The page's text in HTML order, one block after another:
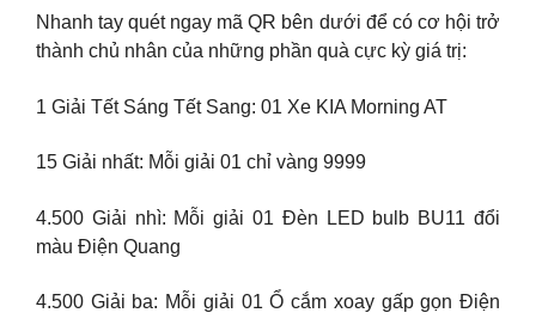
Nhanh tay quét ngay mã QR bên dưới để có cơ hội trở
thành chủ nhân của những phần quà cực kỳ giá trị:
1 Giải Tết Sáng Tết Sang: 01 Xe KIA Morning AT
15 Giải nhất: Mỗi giải 01 chỉ vàng 9999
4.500 Giải nhì: Mỗi giải 01 Đèn LED bulb BU11 đổi
màu Điện Quang
4.500 Giải ba: Mỗi giải 01 Ổ cắm xoay gấp gọn Điện